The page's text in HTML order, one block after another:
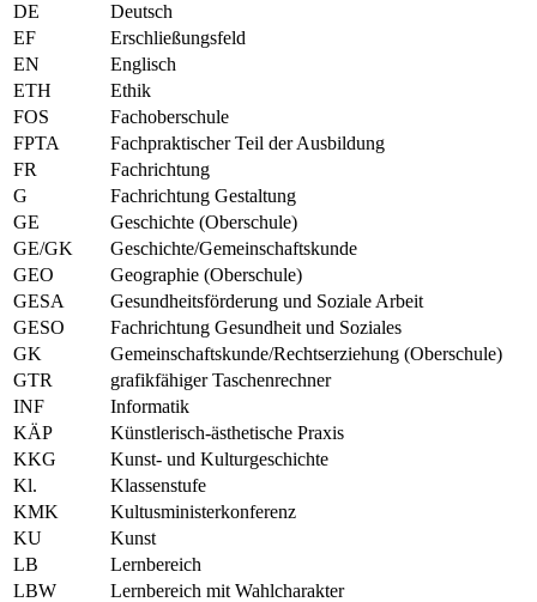
DE
Deutsch
EF
Erschließungsfeld
EN
Englisch
ETH
Ethik
FOS
Fachoberschule
FPTA
Fachpraktischer Teil der Ausbildung
FR
Fachrichtung
G
Fachrichtung Gestaltung
GE
Geschichte (Oberschule)
GE/GK
Geschichte/Gemeinschaftskunde
GEO
Geographie (Oberschule)
GESA
Gesundheitsförderung und Soziale Arbeit
GESO
Fachrichtung Gesundheit und Soziales
GK
Gemeinschaftskunde/Rechtserziehung (Oberschule)
GTR
grafikfähiger Taschenrechner
INF
Informatik
KÄP
Künstlerisch-ästhetische Praxis
KKG
Kunst- und Kulturgeschichte
Kl.
Klassenstufe
KMK
Kultusministerkonferenz
KU
Kunst
LB
Lernbereich
LBW
Lernbereich mit Wahlcharakter